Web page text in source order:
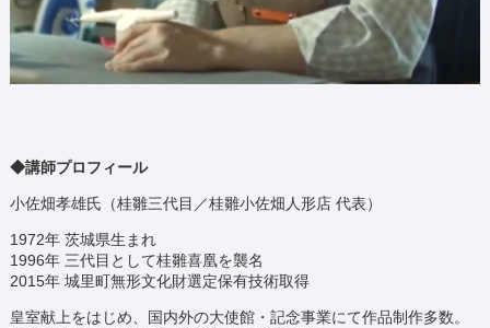
◆講師プロフィール
小佐畑孝雄氏（桂雛三代目／桂雛小佐畑人形店 代表）
1972年 茨城県生まれ
1996年 三代目として桂雛喜凰を襲名
2015年 城里町無形文化財選定保有技術取得
皇室献上をはじめ、国内外の大使館・記念事業にて作品制作多数。